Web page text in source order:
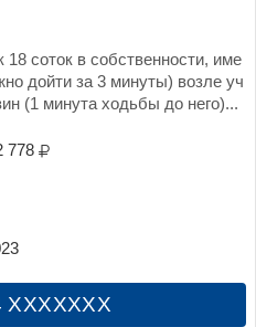
соток в собственности, име
дойти за 3 минуты) возле уч
(1 минута ходьбы до него)...
778
XXXXXXX